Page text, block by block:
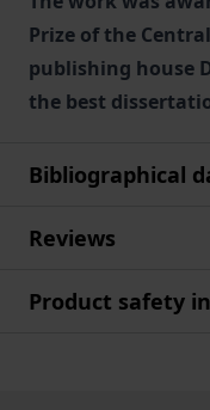
Prize of the
publishing house
the best
Bibliographical
Reviews
Product safety